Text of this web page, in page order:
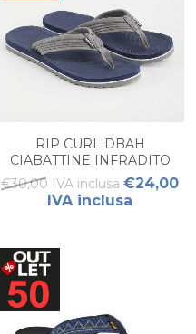
RIP CURL DBAH
CIABATTINE INFRADITO
UOMO
€30,00 IVA inclusa €24,00
IVA inclusa